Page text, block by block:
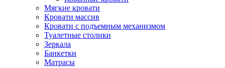
Мягкие кровати
Кровати массив
Кровати с подъемным механизмом
Туалетные столики
Зеркала
Банкетки
Матрасы